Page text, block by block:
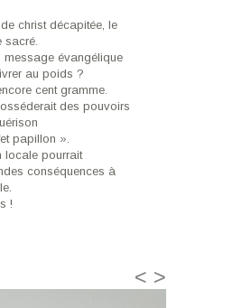
christ décapitée, le
sacré.
message évangélique
au poids ?
cent gramme.
des pouvoirs
papillon ».
locale pourrait
conséquences à
!
< >